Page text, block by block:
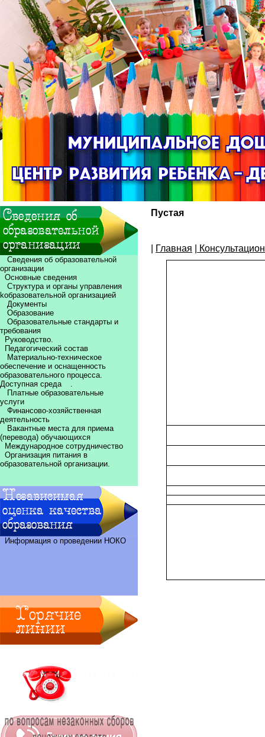
Сведения об образовательной
организации
Основные сведения
Структура и органы управления
kобразовательной организацией
Документы
Образование
Образовательные стандарты и
требования
Руководство.
Педагогический состав
Материально-техническое
обеспечение и оснащенность
образовательного процесса.
Доступная среда
.
Платные образовательные
услуги
Финансово-хозяйственная
деятельность
Вакантные места для приема
(перевода) обучающихся
Международное сотрудничество
Организация питания в
образовательной организации.
Информация о проведении НОКО
Пустая
Главная